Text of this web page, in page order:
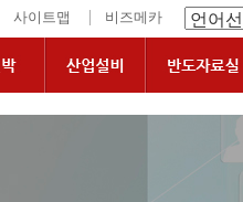
사이트맵 | 비즈메카